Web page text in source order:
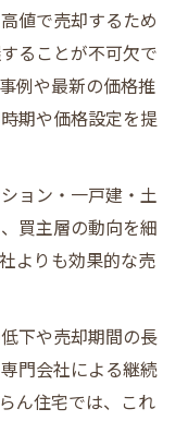
値で売却するため
ることが不可欠で
例や最新の価格推
期や価格設定を提
ョン・一戸建・土
買主層の動向を細
よりも効果的な売
下や売却期間の長
門会社による継続
ん住宅では、これ